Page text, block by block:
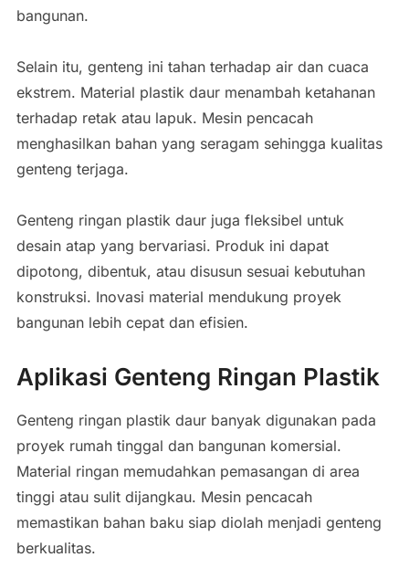
bangunan.
Selain itu, genteng ini tahan terhadap air dan cuaca
ekstrem. Material plastik daur menambah ketahanan
terhadap retak atau lapuk. Mesin pencacah
menghasilkan bahan yang seragam sehingga kualitas
genteng terjaga.
Genteng ringan plastik daur juga fleksibel untuk
desain atap yang bervariasi. Produk ini dapat
dipotong, dibentuk, atau disusun sesuai kebutuhan
konstruksi. Inovasi material mendukung proyek
bangunan lebih cepat dan efisien.
Aplikasi Genteng Ringan Plastik
Genteng ringan plastik daur banyak digunakan pada
proyek rumah tinggal dan bangunan komersial.
Material ringan memudahkan pemasangan di area
tinggi atau sulit dijangkau. Mesin pencacah
memastikan bahan baku siap diolah menjadi genteng
berkualitas.